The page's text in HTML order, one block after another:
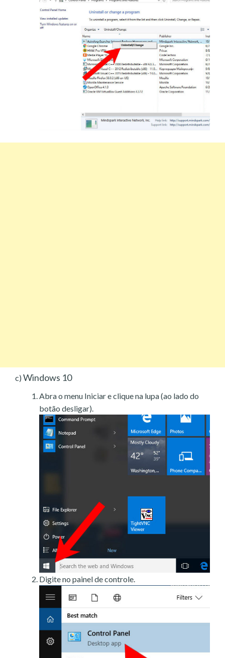
c) Windows 10
Abra o menu Iniciar e clique na lupa (ao lado do
botão desligar).
Digite no painel de controle.